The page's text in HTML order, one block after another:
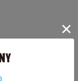
Logo Pocket